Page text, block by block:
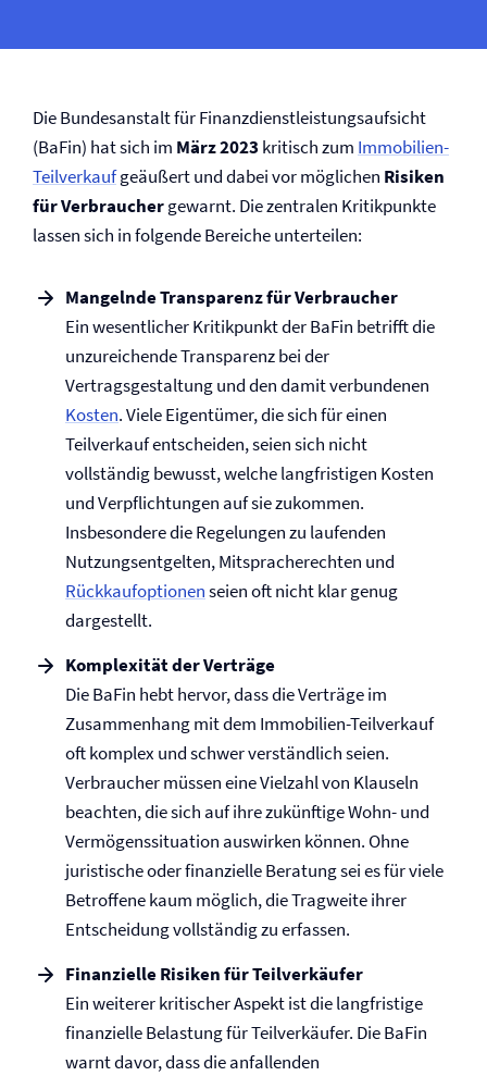
Die Bundesanstalt für Finanzdienstleistungsaufsicht
(BaFin) hat sich im März 2023kritisch zum Immobilien-
Teilverkaufgeäußert und dabei vor möglichen Risiken
für Verbrauchergewarnt. Die zentralen Kritikpunkte
lassen sich in folgende Bereiche unterteilen:
Mangelnde Transparenz für Verbraucher
Ein wesentlicher Kritikpunkt der BaFin betrifft die
unzureichende Transparenz bei der
Vertragsgestaltung und den damit verbundenen
Kosten. Viele Eigentümer, die sich für einen
Teilverkauf entscheiden, seien sich nicht
vollständig bewusst, welche langfristigen Kosten
und Verpflichtungen auf sie zukommen.
Insbesondere die Regelungen zu laufenden
Nutzungsentgelten, Mitspracherechten und
Rückkaufoptionenseien oft nicht klar genug
dargestellt.
Komplexität der Verträge
Die BaFin hebt hervor, dass die Verträge im
Zusammenhang mit dem Immobilien-Teilverkauf
oft komplex und schwer verständlich seien.
Verbraucher müssen eine Vielzahl von Klauseln
beachten, die sich auf ihre zukünftige Wohn- und
Vermögenssituation auswirken können. Ohne
juristische oder finanzielle Beratung sei es für viele
Betroffene kaum möglich, die Tragweite ihrer
Entscheidung vollständig zu erfassen.
Finanzielle Risiken für Teilverkäufer
Ein weiterer kritischer Aspekt ist die langfristige
finanzielle Belastung für Teilverkäufer. Die BaFin
warnt davor, dass die anfallenden